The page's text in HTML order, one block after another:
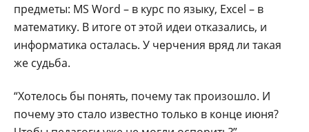
предметы: MS Word – в курс по языку, Excel – в
математику. В итоге от этой идеи отказались, и
информатика осталась. У черчения вряд ли такая
же судьба.
“Хотелось бы понять, почему так произошло. И
почему это стало известно только в конце июня?